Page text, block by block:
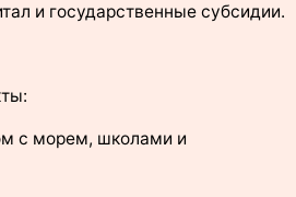
и государственные субсидии.
с морем, школами и